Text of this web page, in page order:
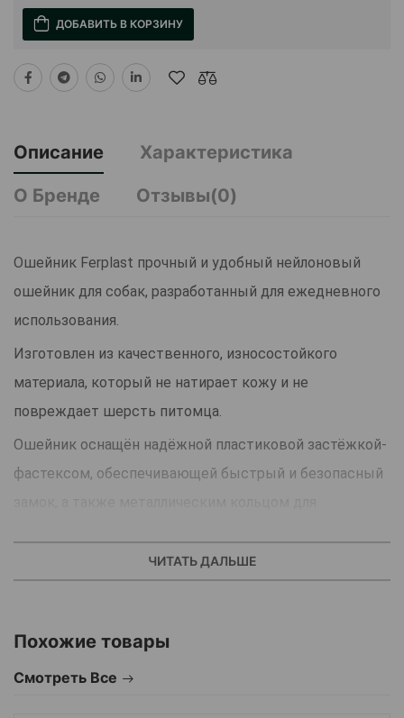
ДОБАВИТЬ В КОРЗИНУ
Описание
Характеристика
О Бренде
Отзывы(0)
Ошейник Ferplast прочный и удобный нейлоновый
ошейник для собак, разработанный для ежедневного
использования.
Изготовлен из качественного, износостойкого
материала, который не натирает кожу и не
повреждает шерсть питомца.
Ошейник оснащён надёжной пластиковой застёжкой-
фастексом, обеспечивающей быстрый и безопасный
идеально подогнать размер под любую собаку.
• Удобная и надёжная застёжка
• Регулируемая длина
ЧИТАТЬ ДАЛЬШЕ
Похожие товары
Смотреть Все